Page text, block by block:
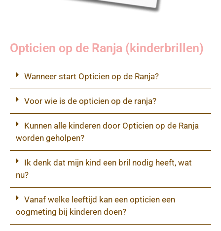
Opticien op de Ranja (kinderbrillen)
Wanneer start Opticien op de Ranja?
Voor wie is de opticien op de ranja?
Kunnen alle kinderen door Opticien op de Ranja
worden geholpen?
Ik denk dat mijn kind een bril nodig heeft, wat
nu?
Vanaf welke leeftijd kan een opticien een
oogmeting bij kinderen doen?